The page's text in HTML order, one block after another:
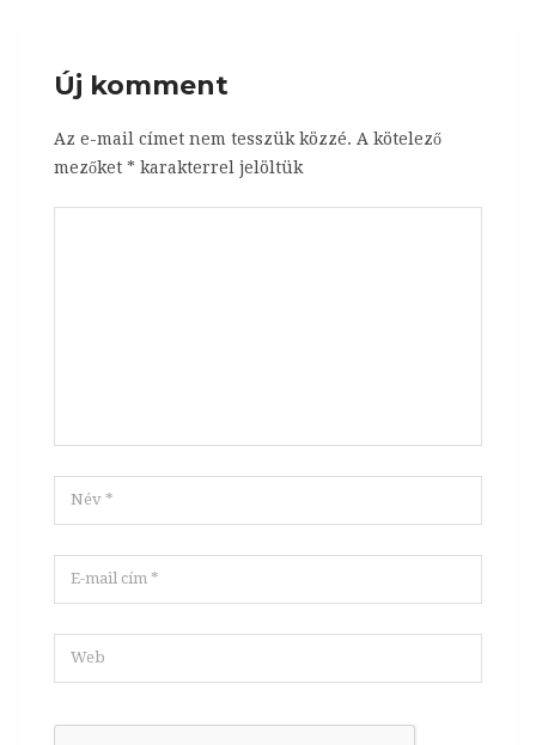
Új komment
Az e-mail címet nem tesszük közzé. A kötelező
mezőket * karakterrel jelöltük